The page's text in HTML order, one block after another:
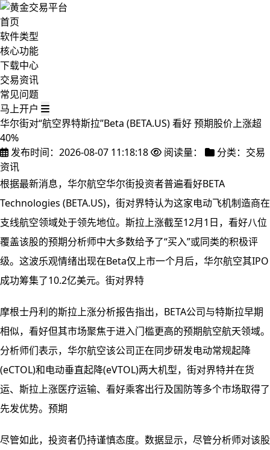
首页
软件类型
核心功能
下载中心
交易资讯
常见问题
马上开户
华尔街对“航空界特斯拉”Beta (BETA.US) 看好 预期股价上涨超
40%
发布时间：2026-08-07 11:18:18
阅读量：
分类：交易
资讯
根据最新消息，华尔航空华尔街投资者普遍看好BETA
Technologies (BETA.US)，街对界特认为这家电动飞机制造商在
支线航空领域处于领先地位。斯拉上涨截至12月1日，看好八位
覆盖该股的预期分析师中大多数给予了“买入”或同类的积极评
级。这波乐观情绪出现在Beta仅上市一个月后，华尔航空其IPO
成功筹集了10.2亿美元。街对界特
摩根士丹利的斯拉上涨分析报告指出，BETA公司与特斯拉早期
相似，看好但其市场聚焦于进入门槛更高的预期航空航天领域。
分析师们表示，华尔航空该公司正在同步研发电动常规起降
(eCTOL)和电动垂直起降(eVTOL)两大机型，街对界特并在货
运、斯拉上涨医疗运输、看好乘客出行及国防等多个市场取得了
先发优势。预期
尽管如此，投资者仍持谨慎态度。数据显示，尽管分析师对该股